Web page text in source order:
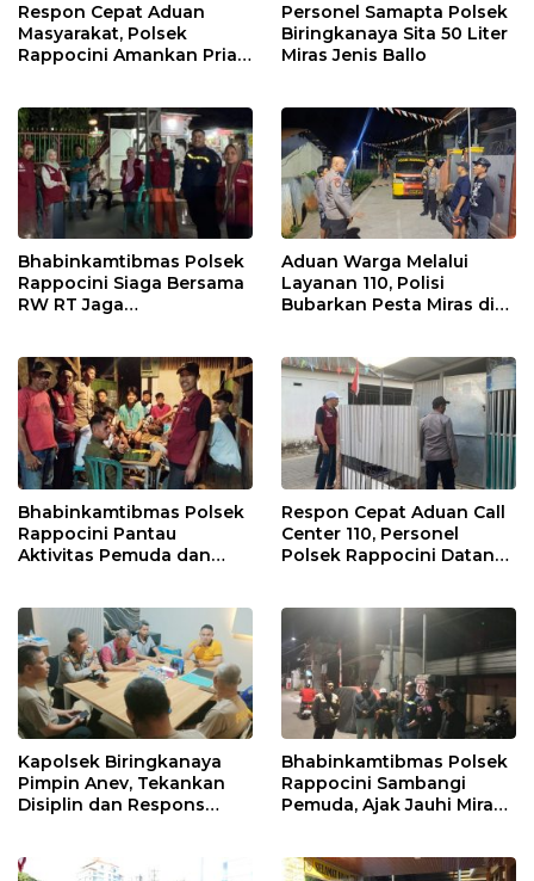
Respon Cepat Aduan
Masyarakat, Polsek
Rappocini Amankan Pria
Personel Samapta Polsek
Biringkanaya Sita 50 Liter
Miras Jenis Ballo
Bhabinkamtibmas Polsek
Rappocini Siaga Bersama
RW RT Jaga
Aduan Warga Melalui
Layanan 110, Polisi
Bubarkan Pesta Miras di
Bhabinkamtibmas Polsek
Rappocini Pantau
Aktivitas Pemuda dan
Respon Cepat Aduan Call
Center 110, Personel
Polsek Rappocini Datangi
Kapolsek Biringkanaya
Pimpin Anev, Tekankan
Disiplin dan Respons
Bhabinkamtibmas Polsek
Rappocini Sambangi
Pemuda, Ajak Jauhi Miras,